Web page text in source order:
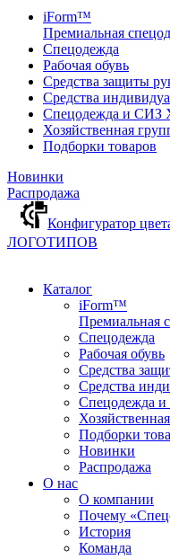
iForm™
Премиальная
Спецодежда
Рабочая обувь
Средства защиты
Средства
Спецодежда и
Хозяйственная
Подборки товаров
Новинки
Распродажа
Конфигуратор
ЛОГОТИПОВ
Каталог
iForm™
Премиальная
Спецодежда
Рабочая обувь
Средства
Средства
Спецодежда
Подборки
Новинки
Распродажа
О нас
О компании
Почему
История
Команда